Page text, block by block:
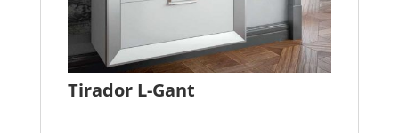
Tirador L-Gant